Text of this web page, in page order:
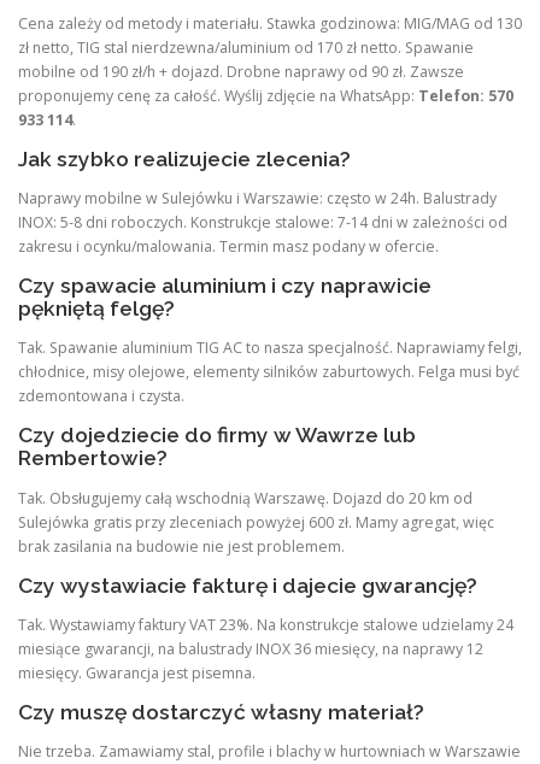
Cena zależy od metody i materiału. Stawka godzinowa: MIG/MAG od 130
zł netto, TIG stal nierdzewna/aluminium od 170 zł netto. Spawanie
mobilne od 190 zł/h + dojazd. Drobne naprawy od 90 zł. Zawsze
proponujemy cenę za całość. Wyślij zdjęcie na WhatsApp: Telefon: 570
933 114.
Jak szybko realizujecie zlecenia?
Naprawy mobilne w Sulejówku i Warszawie: często w 24h. Balustrady
INOX: 5-8 dni roboczych. Konstrukcje stalowe: 7-14 dni w zależności od
zakresu i ocynku/malowania. Termin masz podany w ofercie.
Czy spawacie aluminium i czy naprawicie
pękniętą felgę?
Tak. Spawanie aluminium TIG AC to nasza specjalność. Naprawiamy felgi,
chłodnice, misy olejowe, elementy silników zaburtowych. Felga musi być
zdemontowana i czysta.
Czy dojedziecie do firmy w Wawrze lub
Rembertowie?
Tak. Obsługujemy całą wschodnią Warszawę. Dojazd do 20 km od
Sulejówka gratis przy zleceniach powyżej 600 zł. Mamy agregat, więc
brak zasilania na budowie nie jest problemem.
Czy wystawiacie fakturę i dajecie gwarancję?
Tak. Wystawiamy faktury VAT 23%. Na konstrukcje stalowe udzielamy 24
miesiące gwarancji, na balustrady INOX 36 miesięcy, na naprawy 12
miesięcy. Gwarancja jest pisemna.
Czy muszę dostarczyć własny materiał?
Nie trzeba. Zamawiamy stal, profile i blachy w hurtowniach w Warszawie